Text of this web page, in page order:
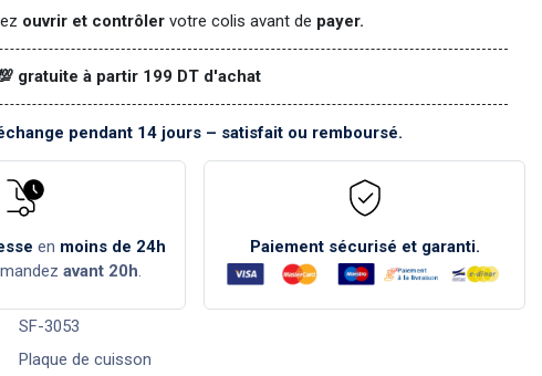
ouvrir et contrôler votre colis avant de payer.
gratuite à partir 199 DT d'achat
pendant 14 jours – satisfait ou remboursé.
en moins de 24h
avant 20h.
Paiement sécurisé et garanti.
SF-3053
Plaque de cuisson